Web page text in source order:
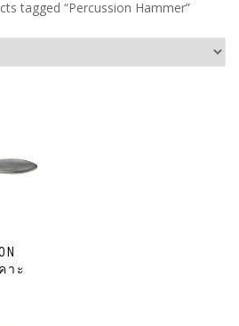
tagged “Percussion Hammer”
าะ